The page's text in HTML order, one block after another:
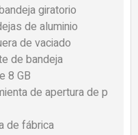
giratorio
de aluminio
de vaciado
de bandeja
8 GB
de apertura de p
de fábrica